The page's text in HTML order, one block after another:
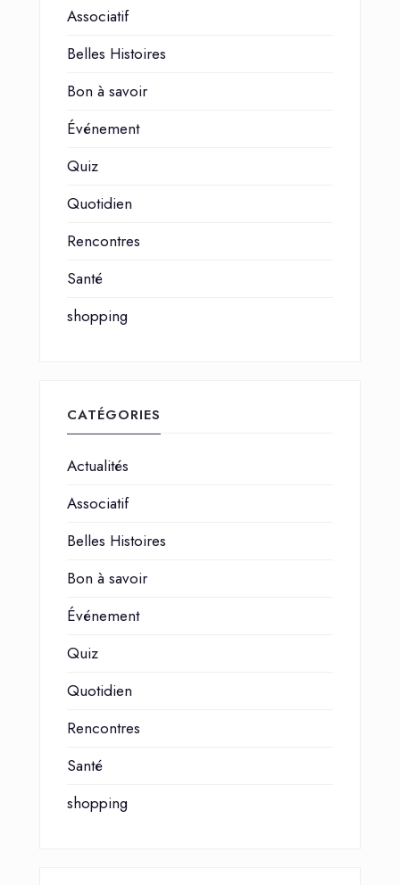
Associatif
Belles Histoires
Bon à savoir
Événement
Quiz
Quotidien
Rencontres
Santé
shopping
CATÉGORIES
Actualités
Associatif
Belles Histoires
Bon à savoir
Événement
Quiz
Quotidien
Rencontres
Santé
shopping